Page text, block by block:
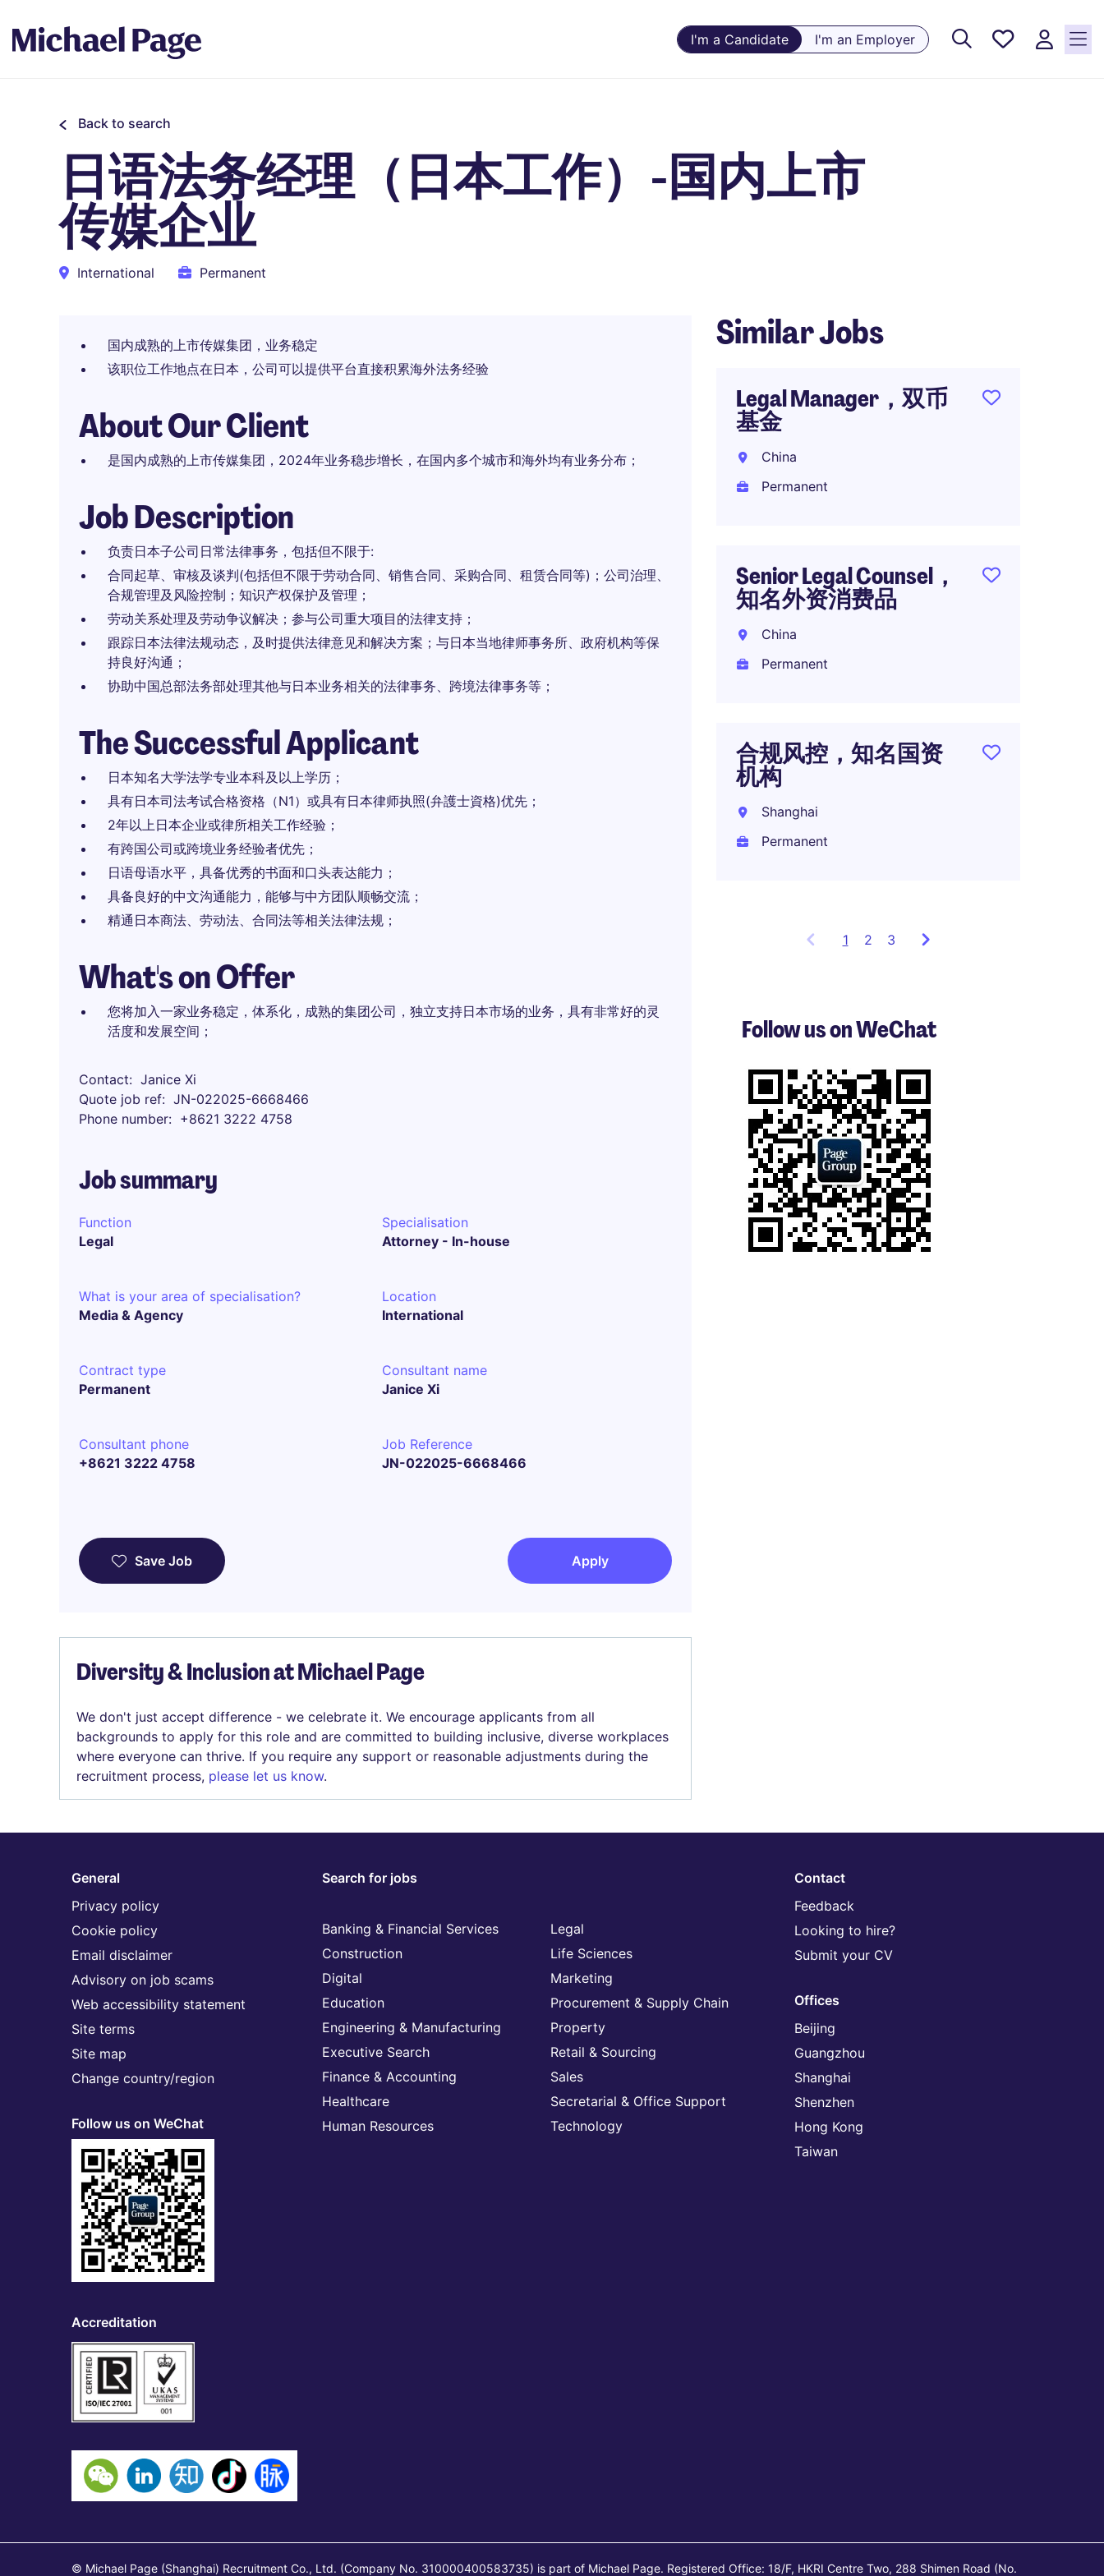
I'm a Candidate I'm an Employer
Saved
Back to search
日语法务经理（日本工作）-国内上市
传媒企业
International Permanent
国内成熟的上市传媒集团，业务稳定
该职位工作地点在日本，公司可以提供平台直接积累海外法务经验
About Our Client
是国内成熟的上市传媒集团，2024年业务稳步增长，在国内多个城市和海外均有业务分布；
Job Description
负责日本子公司日常法律事务，包括但不限于:
合同起草、审核及谈判(包括但不限于劳动合同、销售合同、采购合同、租赁合同等)；公司治理、
合规管理及风险控制；知识产权保护及管理；
劳动关系处理及劳动争议解决；参与公司重大项目的法律支持；
跟踪日本法律法规动态，及时提供法律意见和解决方案；与日本当地律师事务所、政府机构等保
持良好沟通；
协助中国总部法务部处理其他与日本业务相关的法律事务、跨境法律事务等；
The Successful Applicant
日本知名大学法学专业本科及以上学历；
具有日本司法考试合格资格（N1）或具有日本律师执照(弁護士資格)优先；
2年以上日本企业或律所相关工作经验；
有跨国公司或跨境业务经验者优先；
日语母语水平，具备优秀的书面和口头表达能力；
具备良好的中文沟通能力，能够与中方团队顺畅交流；
精通日本商法、劳动法、合同法等相关法律法规；
What's on Offer
您将加入一家业务稳定，体系化，成熟的集团公司，独立支持日本市场的业务，具有非常好的灵
活度和发展空间；
Contact
Janice Xi
Quote job ref
JN-022025-6668466
Phone number
+8621 3222 4758
Job summary
Function
Legal
Specialisation
Attorney - In-house
What is your area of specialisation?
Media & Agency
Location
International
Contract type
Permanent
Consultant name
Janice Xi
Consultant phone
+8621 3222 4758
Job Reference
JN-022025-6668466
Save Job Apply
Diversity & Inclusion at Michael Page
We don't just accept difference - we celebrate it. We encourage applicants from all
backgrounds to apply for this role and are committed to building inclusive, diverse workplaces
where everyone can thrive. If you require any support or reasonable adjustments during the
recruitment process, please let us know.
Similar Jobs
Legal Manager，双币
基金
China
Permanent
Senior Legal Counsel，
知名外资消费品
China
Permanent
合规风控，知名国资
机构
Shanghai
Permanent
1 Showing
3
of
2 3
Follow us on WeChat
General
Privacy policy
Cookie policy
Email disclaimer
Advisory on job scams
Web accessibility statement
Site terms
Site map
Change country/region
Follow us on WeChat
Accreditation
Search for jobs
Banking & Financial Services
Construction
Digital
Education
Engineering & Manufacturing
Executive Search
Finance & Accounting
Healthcare
Human Resources
Legal
Life Sciences
Marketing
Procurement & Supply Chain
Property
Retail & Sourcing
Sales
Secretarial & Office Support
Technology
Contact
Feedback
Looking to hire?
Submit your CV
Offices
Beijing
Guangzhou
Shanghai
Shenzhen
Hong Kong
Taiwan
© Michael Page (Shanghai) Recruitment Co., Ltd. (Company No. 310000400583735) is part of Michael Page. Registered Office: 18/F, HKRI Centre Two, 288 Shimen Road (No.